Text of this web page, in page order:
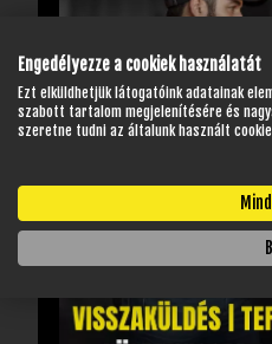
Engedélyezze a cookiek használatát
Ezt elküldhetjük látogatóink adatainak
szabott tartalom megjelenítésére és
szeretne tudni az általunk használt